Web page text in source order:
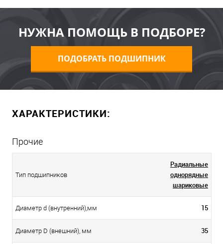
НУЖНА ПОМОЩЬ В ПОДБОРЕ?
ПОДОБРАТЬ ПОДШИПНИК
ХАРАКТЕРИСТИКИ:
Прочие
Тип подшипников
Радиальные
однорядные
шариковые
Диаметр d (внутренний),мм 15
Диаметр D (внешний), мм 35